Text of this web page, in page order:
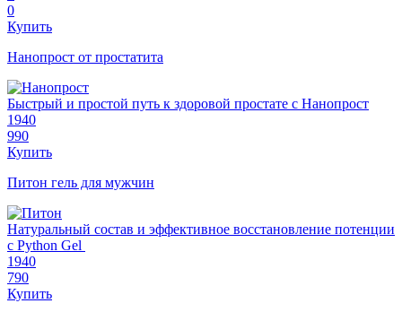
0
Купить
Нанопрост от простатита
Быстрый и простой путь к здоровой простате с Нанопрост
1940
990
Купить
Питон гель для мужчин
Натуральный состав и эффективное восстановление потенции
с Python Gel
1940
790
Купить